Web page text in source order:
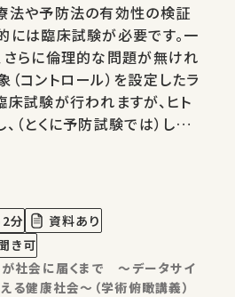
法や予防法の有効性の検証
には臨床試験が必要です。一
さらに倫理的な問題が無けれ
（コントロール）を設定したラ
床試験が行われますが、ヒト
（とくに予防試験では）しば
薬臨床試験の不祥事は、わが
実施のためのインフラスト
分
資料あり
き可
社会に届くまで ～データサイ
る健康社会～（学術俯瞰講義）